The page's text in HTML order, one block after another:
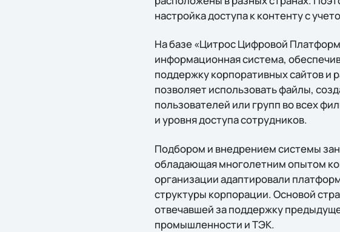
настройка доступа к контенту с
На базе «Цитрос Цифровой
информационная система,
поддержку корпоративных сайтов и
позволяет использовать файлы,
пользователей или групп во всех
и уровня доступа сотрудников.
Подбором и внедрением системы
обладающая многолетним опытом
организации адаптировали
структуры корпорации. Основой
отвечавшей за поддержку
промышленности и ТЭК.